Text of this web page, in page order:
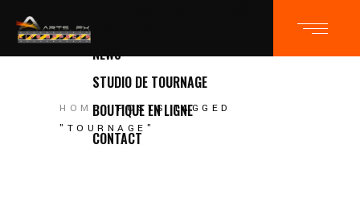
NEWS
STUDIO DE TOURNAGE
BOUTIQUE EN LIGNE
CONTACT
HOME
POSTS TAGGED
"TOURNAGE"